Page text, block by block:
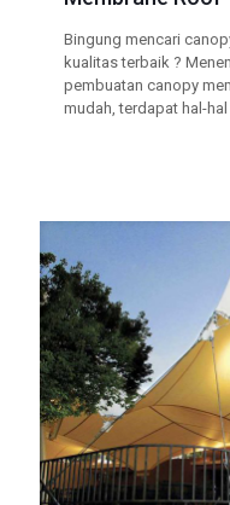
Bingung mencari
kualitas terbaik ?
pembuatan canopy
mudah, terdapat hal-hal